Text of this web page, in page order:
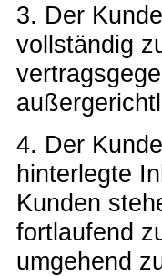
3. Der
vollständig
4. Der
hinterlegte
Kunden
fortlaufend
umgehend